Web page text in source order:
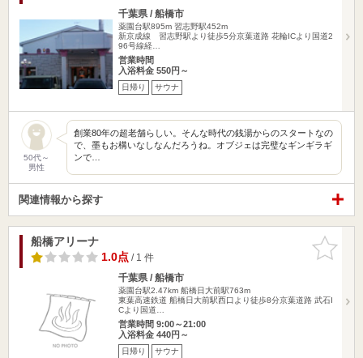
千葉県 / 船橋市
薬園台駅895m 習志野駅452m
新京成線 習志野駅より徒歩5分京葉道路 花輪ICより国道2
96号線経…
営業時間
入浴料金 550円～
日帰り サウナ
50代～
男性
創業80年の超老舗らしい。そんな時代の銭湯からのスタートなの
で、墨もお構いなしなんだろうね。オブジェは完璧なギンギラギ
ンで…
関連情報から探す
お気に入
りに追加
船橋アリーナ
1.0点/ 1 件
千葉県 / 船橋市
薬園台駅2.47km 船橋日大前駅763m
東葉高速鉄道 船橋日大前駅西口より徒歩8分京葉道路 武石I
Cより国道…
営業時間 9:00～21:00
入浴料金 440円～
日帰り サウナ